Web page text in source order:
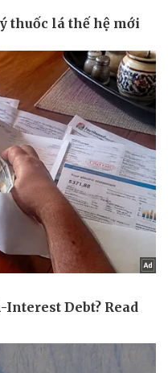
Quân sự - Quốc phòng
Vũ khí
Việt Nam
Phân tích